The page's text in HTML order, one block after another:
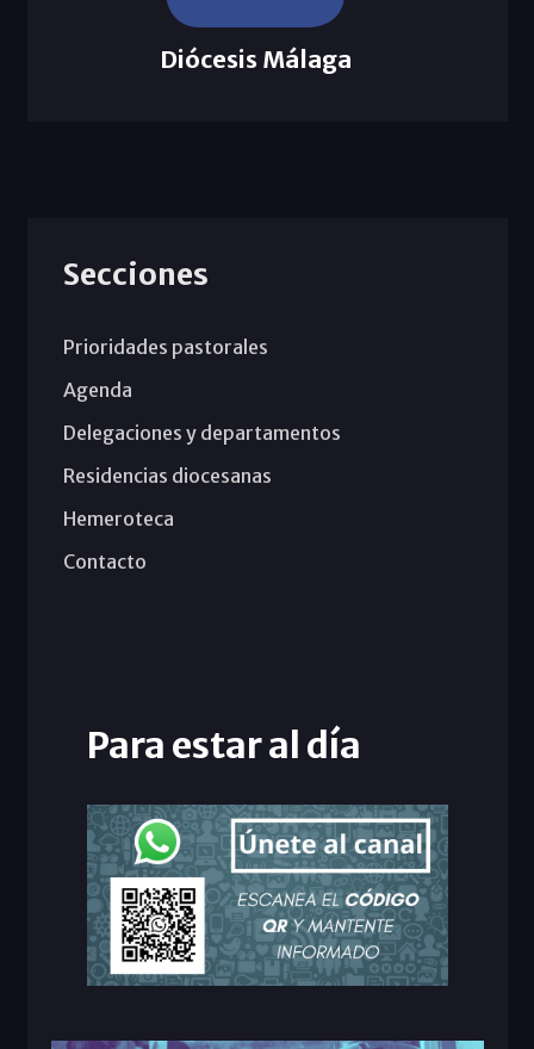
Diócesis Málaga
Secciones
Prioridades pastorales
Agenda
Delegaciones y departamentos
Residencias diocesanas
Hemeroteca
Contacto
Para estar al día